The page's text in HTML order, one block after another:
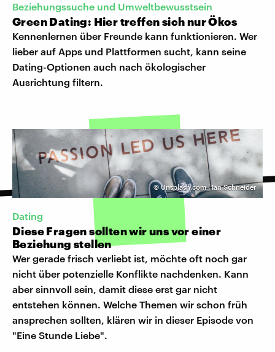
Beziehungssuche und Umweltbewusstsein
Green Dating: Hier treffen sich nur Ökos
Kennenlernen über Freunde kann funktionieren. Wer
lieber auf Apps und Plattformen sucht, kann seine
Dating-Optionen auch nach ökologischer
Ausrichtung filtern.
©Unsplash.com | Ian Schneider
Dating
Diese Fragen sollten wir uns vor einer
Beziehung stellen
Wer gerade frisch verliebt ist, möchte oft noch gar
nicht über potenzielle Konflikte nachdenken. Kann
aber sinnvoll sein, damit diese erst gar nicht
entstehen können. Welche Themen wir schon früh
ansprechen sollten, klären wir in dieser Episode von
"Eine Stunde Liebe".